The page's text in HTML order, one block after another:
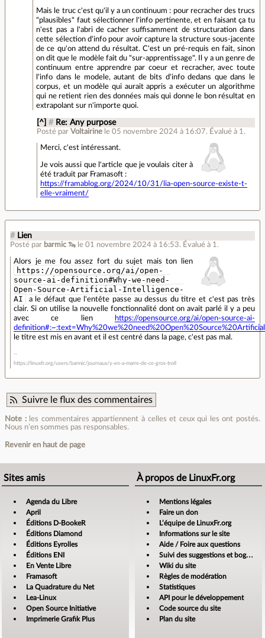
Mais le truc c'est qu'il y a un continuum : pour recracher des trucs
"plausibles" faut sélectionner l'info pertinente, et en faisant ça tu
n'est pas a l'abri de cacher suffisamment de structuration dans
cette sélection d'info pour avoir capture la structure sous-jacente
de ce qu'on attend du résultat. C'est un pré-requis en fait, sinon
on dit que le modèle fait du "sur-apprentissage". Il y a un genre de
continuum entre apprendre par coeur et recracher, avec toute
l'info dans le modele, autant de bits d'info dedans que dans le
corpus, et un modèle qui aurait appris a exécuter un algorithme
qui ne retient rien des données mais qui donne le bon résultat en
extrapolant sur n'importe quoi.
[^] # Re: Any purpose
Posté par Voltairine le 05 novembre 2024 à 16:07. Évalué à 1 .
Merci, c'est intéressant.
Je vois aussi que l'article que je voulais citer à
été traduit par Framasoft :
https://framablog.org/2024/10/31/lia-open-source-existe-t-
elle-vraiment/
# Lien
Posté par barmic 🦦 le 01 novembre 2024 à 16:53. Évalué à 1 .
Alors je me fou assez fort du sujet mais ton lien
https://opensource.org/ai/open-
source-ai-definition#Why-we-need-
Open-Source-Artificial-Intelligence-
AI
a le défaut que l'entête passe au dessus du titre et c'est pas très
clair. Si on utilise la nouvelle fonctionnalité dont on avait parlé il y a peu
avec ce lien
https://opensource.org/ai/open-source-ai-
le titre est mis en avant et il est centré dans la page, c'est pas mal.
https://linuxfr.org/users/barmic/journaux/y-en-a-marre-de-ce-gros-troll
Suivre le flux des commentaires
Note :les commentaires appartiennent à celles et ceux qui les ont postés.
Nous n’en sommes pas responsables.
Revenir en haut de page
Sites amis
Agenda du Libre
April
Éditions D-BookeR
Éditions Diamond
Éditions Eyrolles
Éditions ENI
En Vente Libre
Framasoft
La Quadrature du Net
Lea-Linux
Open Source Initiative
Imprimerie Grafik Plus
À propos de LinuxFr.org
Mentions légales
Faire un don
L’équipe de LinuxFr.org
Informations sur le site
Aide / Foire aux questions
Suivi des suggestions et bogues
Wiki du site
Règles de modération
Statistiques
API pour le développement
Code source du site
Plan du site